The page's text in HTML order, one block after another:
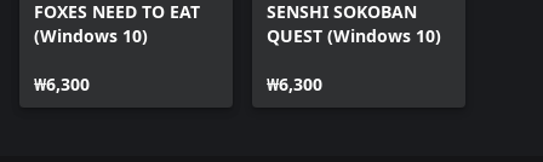
FOXES NEED TO EAT
(Windows 10)
₩6,300
SENSHI SOKOBAN
QUEST (Windows 10)
₩6,300